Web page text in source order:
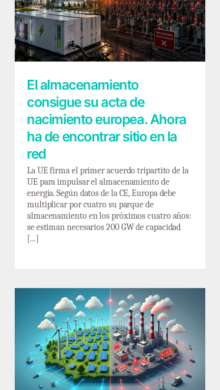
El almacenamiento consigue su acta de
nacimiento europea. Ahora ha de encontrar
sitio en la red
El almacenamiento
consigue su acta de
nacimiento europea. Ahora
ha de encontrar sitio en la
red
La UE firma el primer acuerdo tripartito de la
UE para impulsar el almacenamiento de
energía. Según datos de la CE, Europa debe
multiplicar por cuatro su parque de
almacenamiento en los próximos cuatro años:
se estiman necesarios 200 GW de capacidad
[...]
8.000 MW de renovables autorizados en
2025, pero ¿dónde va a enchufarse la
industria?